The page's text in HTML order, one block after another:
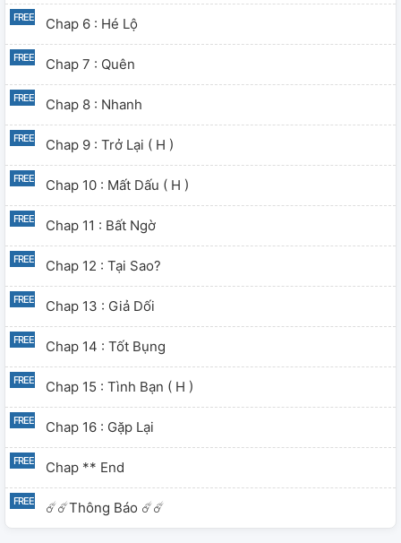
Chap 6 : Hé Lộ
Chap 7 : Quên
Chap 8 : Nhanh
Chap 9 : Trở Lại ( H )
Chap 10 : Mất Dấu ( H )
Chap 11 : Bất Ngờ
Chap 12 : Tại Sao?
Chap 13 : Giả Dối
Chap 14 : Tốt Bụng
Chap 15 : Tình Bạn ( H )
Chap 16 : Gặp Lại
Chap ** End
☄️☄️Thông Báo ☄️☄️